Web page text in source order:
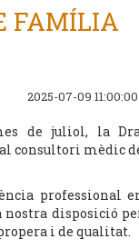
FAMÍLIA
2025-07-09 11:00:00
de juliol, la
consultori mèdic
professional
disposició
i de qualitat.